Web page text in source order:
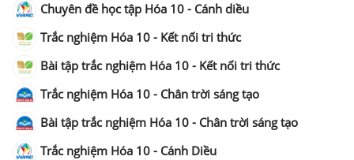
Chuyên đề học tập Hóa 10 - Cánh diều
Trắc nghiệm Hóa 10 - Kết nối tri thức
Bài tập trắc nghiệm Hóa 10 - Kết nối tri thức
Trắc nghiệm Hóa 10 - Chân trời sáng tạo
Bài tập trắc nghiệm Hóa 10 - Chân trời sáng tạo
Trắc nghiệm Hóa 10 - Cánh Diều